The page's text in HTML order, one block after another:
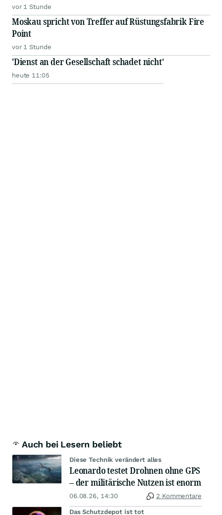
vor 1 Stunde
Moskau spricht von Treffer auf Rüstungsfabrik Fire
Point
vor 1 Stunde
'Dienst an der Gesellschaft schadet nicht'
heute 11:05
Auch bei Lesern beliebt
Diese Technik verändert alles
Leonardo testet Drohnen ohne GPS
– der militärische Nutzen ist enorm
06.08.26, 14:30 2 Kommentare
Das Schutzdepot ist tot